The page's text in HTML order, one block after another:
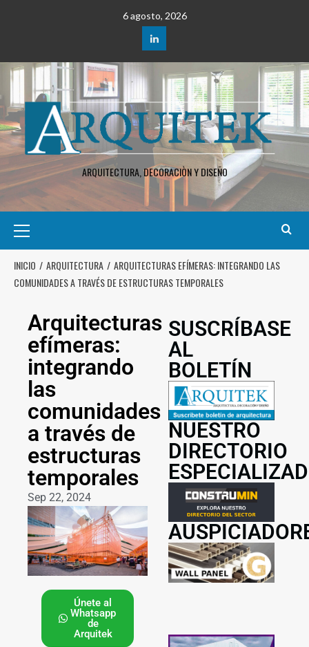
6 agosto, 2026
ARQUITECTURA, DECORACIÒN Y DISEÑO
INICIO ARQUITECTURA
ARQUITECTURAS EFÍMERAS: INTEGRANDO LAS
COMUNIDADES A TRAVÉS DE ESTRUCTURAS TEMPORALES
Arquitecturas
efímeras:
integrando
las
comunidades
a través de
estructuras
temporales
Sep 22, 2024
Únete al
Whatsapp
de
Arquitek
SUSCRÍBASE
AL
BOLETÍN
NUESTRO
DIRECTORIO